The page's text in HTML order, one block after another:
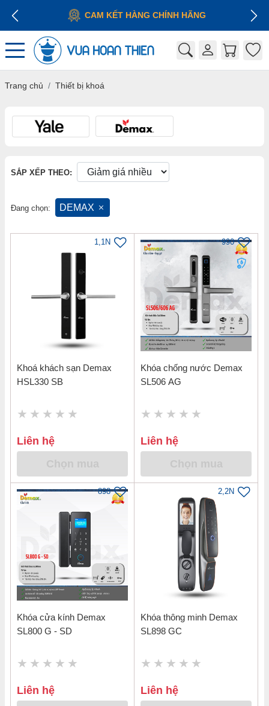
CAM KẾT HÀNG CHÍNH HÃNG
Trang chủ Thiết bị khoá
SẮP XẾP THEO:
Đang chọn: DEMAX
1,1N
Khoá khách sạn Demax
HSL330 SB
Liên hệ
990
Khóa chống nước Demax
SL506 AG
Liên hệ
898
Khóa cửa kính Demax
SL800 G - SD
Liên hệ
2,2N
Khóa thông minh Demax
SL898 GC
Liên hệ